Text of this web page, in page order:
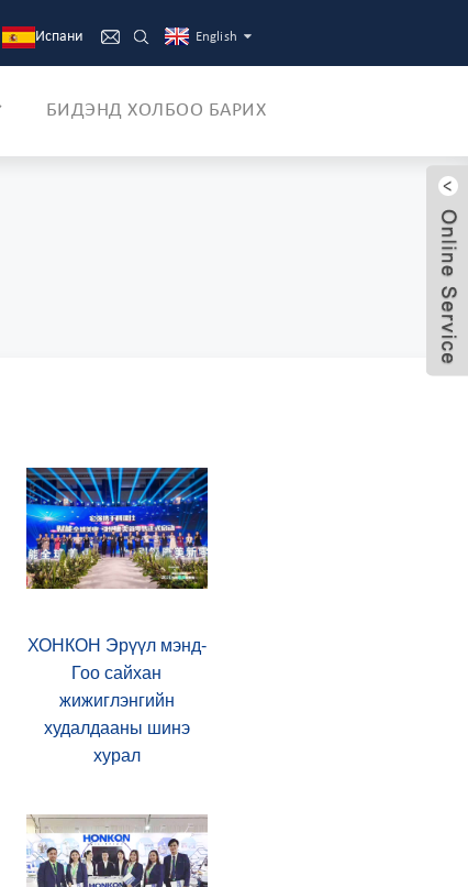
Испани English
БИДЭНД ХОЛБОО БАРИХ
ХОНКОН Эрүүл мэнд-
Гоо сайхан
жижиглэнгийн
худалдааны шинэ
хурал